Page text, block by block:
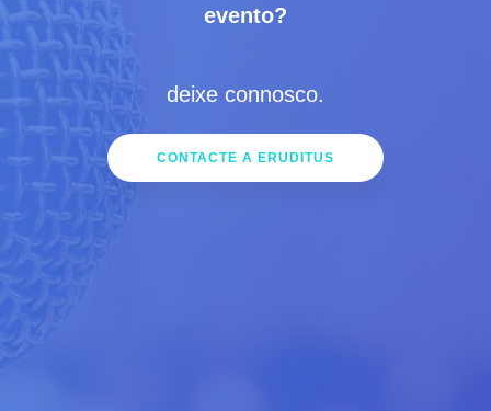
evento?
deixe connosco.
CONTACTE A ERUDITUS